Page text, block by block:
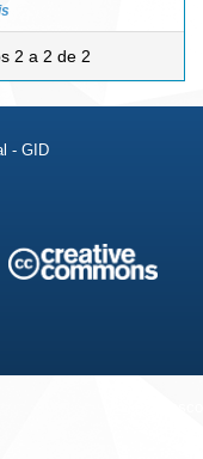
2 a 2 de 2
- GID